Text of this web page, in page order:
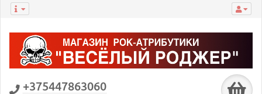
+375447863060